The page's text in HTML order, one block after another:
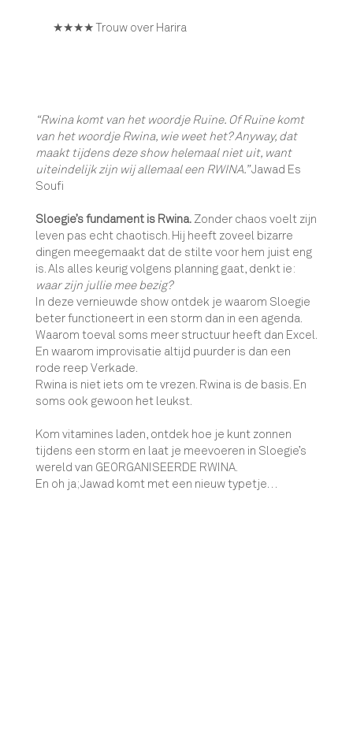
★★★★ Trouw over Harira
“Rwina komt van het woordje Ruïne. Of Ruïne komt
van het woordje Rwina, wie weet het? Anyway, dat
maakt tijdens deze show helemaal niet uit, want
uiteindelijk zijn wij allemaal een RWINA.”Jawad Es
Soufi
Sloegie’s fundament is Rwina.Zonder chaos voelt zijn
leven pas echt chaotisch. Hij heeft zoveel bizarre
dingen meegemaakt dat de stilte voor hem juist eng
is. Als alles keurig volgens planning gaat, denkt ie:
waar zijn jullie mee bezig?
In deze vernieuwde show ontdek je waarom Sloegie
beter functioneert in een storm dan in een agenda.
Waarom toeval soms meer structuur heeft dan Excel.
En waarom improvisatie altijd puurder is dan een
rode reep Verkade.
Rwina is niet iets om te vrezen. Rwina is de basis. En
soms ook gewoon het leukst.
Kom vitamines laden, ontdek hoe je kunt zonnen
tijdens een storm en laat je meevoeren in Sloegie’s
wereld van GEORGANISEERDE RWINA.
En oh ja; Jawad komt met een nieuw typetje…